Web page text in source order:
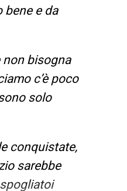
bene e da
non bisogna
c’è poco
solo
conquistate,
sarebbe